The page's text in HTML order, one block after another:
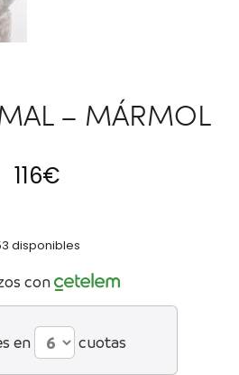
– MÁRMOL
116€
disponibles
con
en cuotas